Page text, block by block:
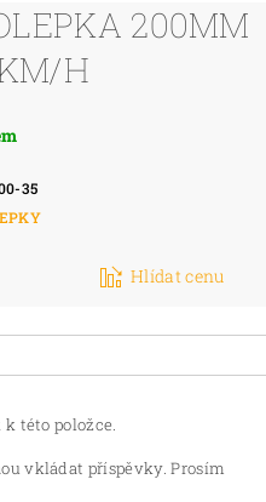
200MM
H
35
Hlídat cenu
této položce.
vkládat příspěvky. Prosím